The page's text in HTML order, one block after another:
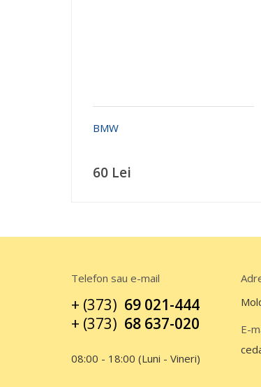
BMW
60 Lei
Telefon sau e-mail
+ (373) 69 021-444
+ (373) 68 637-020
08:00 - 18:00 (Luni - Vineri)
E-